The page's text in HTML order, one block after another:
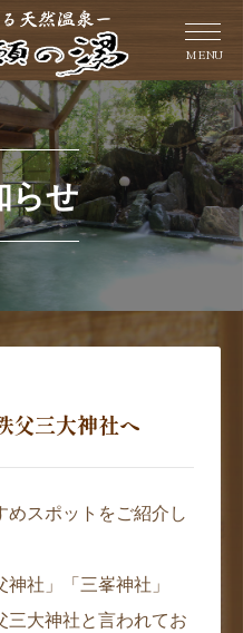
MENU
らせ
父三大神社へ
めスポットをご紹介し
社」「三峯神社」
三大神社と言われてお